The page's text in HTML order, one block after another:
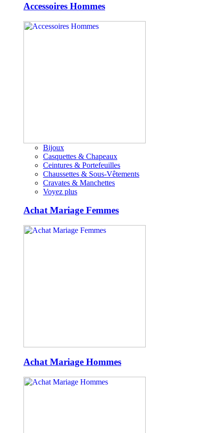
Accessoires Hommes
Bijoux
Casquettes & Chapeaux
Ceintures & Portefeuilles
Chaussettes & Sous-Vêtements
Cravates & Manchettes
Voyez plus
Achat Mariage Femmes
Achat Mariage Hommes